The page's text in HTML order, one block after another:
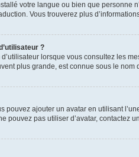
votre langue ou bien que
Vous trouverez plus
?
lorsque vous consultez les
plus grande, est connue sous le
pouvez ajouter un avatar en utilisant
pouvez pas utiliser d’avatar, contactez